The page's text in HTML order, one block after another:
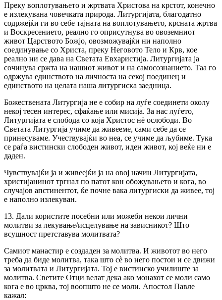
Преку воплотувањето и жртвата Христова на крстот, конечно
е излекувана човечката природа. Литургијата, благодатно
содржејќи ги во себе тајната на воплотувањето, крсната жртва
и Воскресението, реално го оприсутнува во овоземниот
живот Царството Божјо, овозможувајќи ни наполно
соединување со Христа, преку Неговото Тело и Крв, кое
реално ни се дава на Светата Евхаристија. Литургијата ја
сочинува сржта на нашиот живот и на самосознанието. Таа го
одржува единството на личноста на секој поединец и
единството на целата наша литургиска заедница.
Божествената Литургија не е собир на луѓе соединети околу
некој тесен интерес, сфаќање или мисија. За нас луѓето,
Литургијата е слобода со која Христос нè ослободи. Во
Светата Литургија учиме да живееме, сами себе да се
принесуваме. Учествувајќи во неа, се учиме да љубиме. Тука
се раѓа вистински слободен живот, иден живот, кој веќе ни е
даден.
Чувствувајќи ја и живеејќи ја на овој начин Литургијата,
христијанинот тргнал по патот кон обожувањето и кога, во
случајов апстинентот, ќе почне вака литургиски да живее, тој
е наполно излекуван.
13. Дали користите посебни или можеби некои лични
молитви за лекување/исцелување на зависникот? Што
всушност претставува молитвата?
Самиот манастир е создаден за молитва. И животот во него
треба да биде молитва, така што сè во него постои и се движи
за молитвата и Литургијата. Тој е вистинско училиште за
молитва. Светите Отци велат дека ако монахот се моли само
кога е во црква, тој воопшто не се моли. Апостол Павле
кажал: